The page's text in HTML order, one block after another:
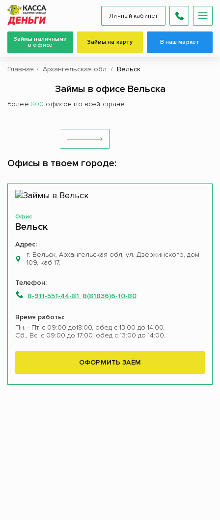
Личный кабинет
Займы наличными
в офисе
Займы на карту В наш маркет
Главная Архангельская обл. Вельск
Займы в офисе Вельска
Более 800 офисов по всей стране
Офисы в твоем городе:
Офис
Вельск
Адрес:
г. Вельск, Архангельская обл, ул. Дзержинского, дом
109, каб 17.
Телефон:
8-911-551-44-81, 8(81836)6-10-80
Время работы:
Пн. - Пт. с 09:00 до18:00, обед с 13:00 до 14:00.
Сб., Вс. с 09:00 до 17:00, обед с 13:00 до 14:00.
ОФОРМИТЬ ЗАЁМ